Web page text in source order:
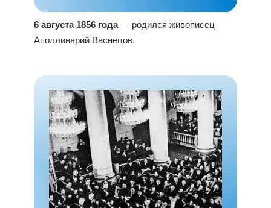
6 августа 1856 года— родился живописец
Аполлинарий Васнецов.